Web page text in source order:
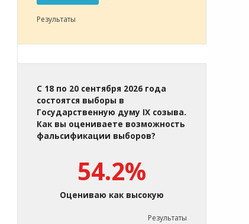
Результаты
С 18 по 20 сентября 2026 года
состоятся выборы в
Государственную думу IX созыва.
Как вы оцениваете возможность
фальсификации выборов?
54.2%
Оцениваю как высокую
Результаты